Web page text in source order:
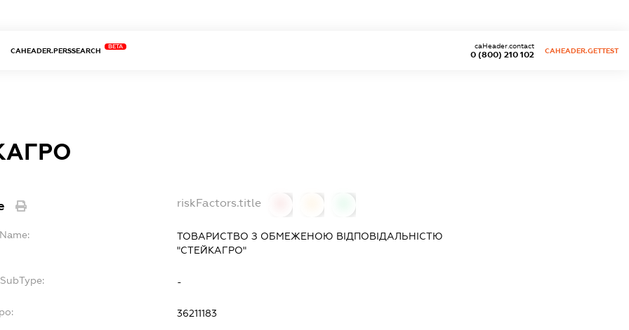
CAHEADER.PERSSEARCH
BETA
0 (800) 210 102
caHeader.contact
CAHEADER.GETTEST
riskFactors.title
ТОВАРИСТВО З ОБМЕЖЕНОЮ ВІДПОВІДАЛЬНІСТЮ
"СТЕЙКАГРО"
-
36211183